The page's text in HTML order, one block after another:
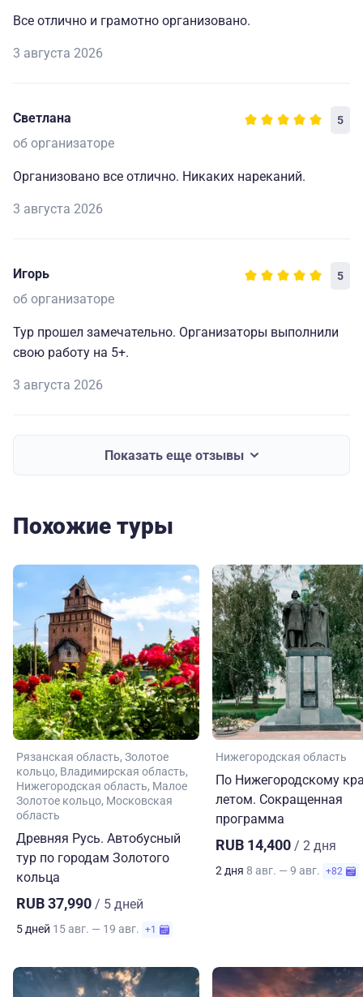
Все отлично и грамотно организовано.
3 августа 2026
Светлана 5
об организаторе
Организовано все отлично. Никаких нареканий.
3 августа 2026
Игорь 5
об организаторе
Тур прошел замечательно. Организаторы выполнили
свою работу на 5+.
3 августа 2026
Показать еще отзывы
Похожие туры
Рязанская область Золотое
кольцо Владимирская область
Нижегородская область Малое
Золотое кольцо Московская
область
Древняя Русь. Автобусный
тур по городам Золотого
кольца
RUB 37,990 / 5 дней
5 дней 15 авг. — 19 авг. +1
Нижегородская область
По Нижегородскому
летом. Сокращенная
программа
RUB 14,400 / 2 дня
2 дня 8 авг. — 9 авг. +82